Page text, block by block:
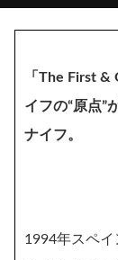
「The First
イフの“原点”
ナイフ。
1994年スペ